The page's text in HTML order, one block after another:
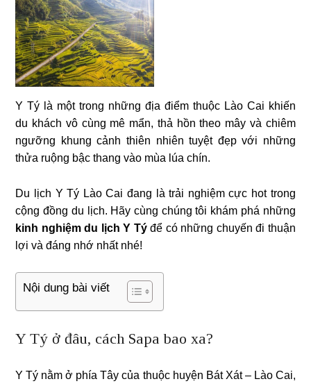
Y Tý là một trong những địa điểm thuộc Lào Cai khiến
du khách vô cùng mê mẩn, thả hồn theo mây và chiêm
ngưỡng khung cảnh thiên nhiên tuyệt đẹp với những
thửa ruộng bậc thang vào mùa lúa chín.
Du lịch Y Tý Lào Cai đang là trải nghiệm cực hot trong
cộng đồng du lịch. Hãy cùng chúng tôi khám phá những
kinh nghiệm du lịch Y Týđể có những chuyến đi thuận
lợi và đáng nhớ nhất nhé!
Nội dung bài viết
Y Tý ở đâu, cách Sapa bao xa?
Y Tý nằm ở phía Tây của thuộc huyện Bát Xát – Lào Cai,